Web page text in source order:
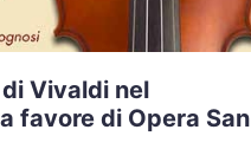
Vivaldi nel
favore di Opera San